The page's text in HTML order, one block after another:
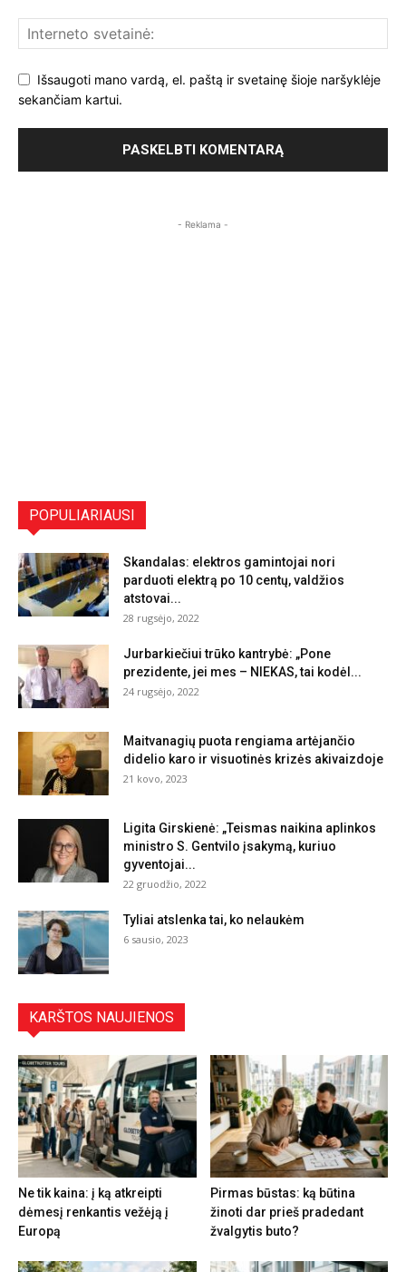
Išsaugoti mano vardą, el. paštą ir svetainę šioje naršyklėje
sekančiam kartui.
- Reklama -
POPULIARIAUSI
Skandalas: elektros gamintojai nori
parduoti elektrą po 10 centų, valdžios
atstovai...
28 rugsėjo, 2022
Jurbarkiečiui trūko kantrybė: „Pone
prezidente, jei mes – NIEKAS, tai kodėl...
24 rugsėjo, 2022
Maitvanagių puota rengiama artėjančio
didelio karo ir visuotinės krizės akivaizdoje
21 kovo, 2023
Ligita Girskienė: „Teismas naikina aplinkos
ministro S. Gentvilo įsakymą, kuriuo
gyventojai...
22 gruodžio, 2022
Tyliai atslenka tai, ko nelaukėm
6 sausio, 2023
KARŠTOS NAUJIENOS
Ne tik kaina: į ką atkreipti
dėmesį renkantis vežėją į
Europą
Pirmas būstas: ką būtina
žinoti dar prieš pradedant
žvalgytis buto?